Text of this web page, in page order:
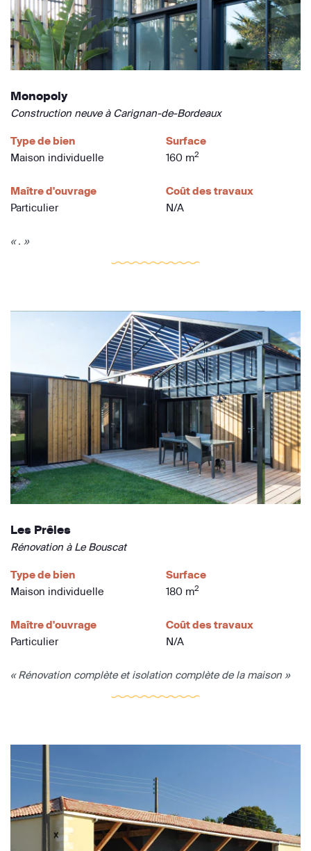
Monopoly
Construction neuve à Carignan-de-Bordeaux
Type de bien
Maison individuelle
Surface
160 m2
Maître d'ouvrage
Particulier
Coût des travaux
N/A
« . »
Les Prêles
Rénovation à Le Bouscat
Type de bien
Maison individuelle
Surface
180 m2
Maître d'ouvrage
Particulier
Coût des travaux
N/A
« Rénovation complète et isolation complète de la maison »